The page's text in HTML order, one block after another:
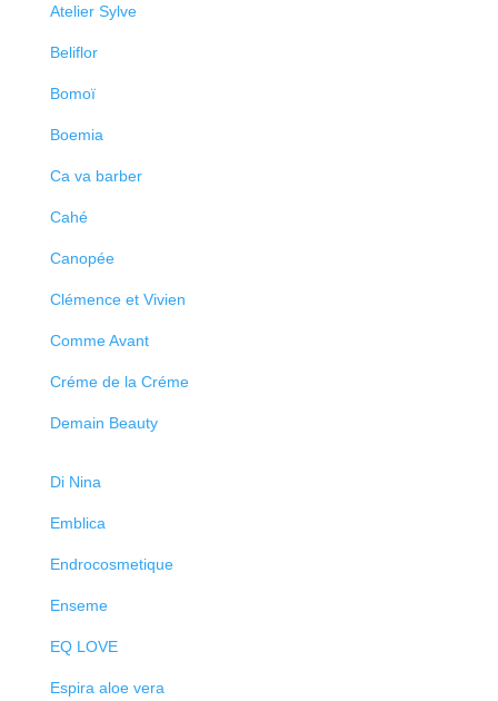
Atelier Sylve
Beliflor
Bomoï
Boemia
Ca va barber
Cahé
Canopée
Clémence et Vivien
Comme Avant
Créme de la Créme
Demain Beauty
Di Nina
Emblica
Endrocosmetique
Enseme
EQ LOVE
Espira aloe vera